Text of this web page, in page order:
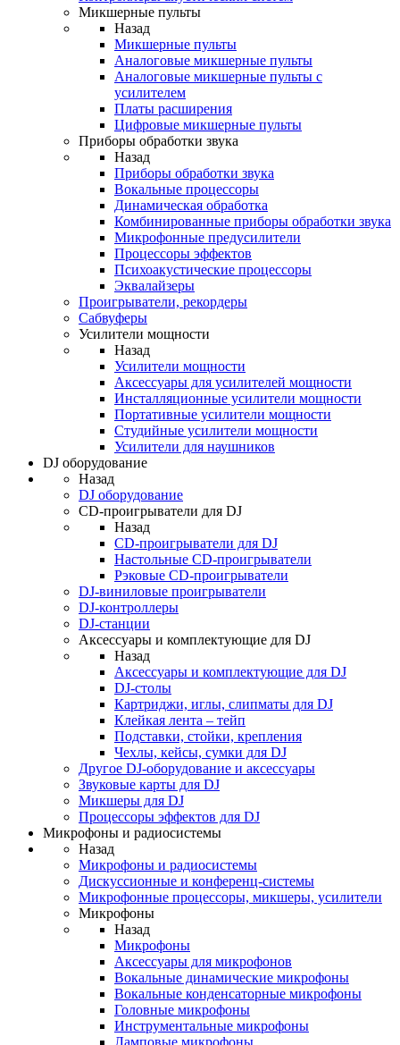
Микшерные пульты
Назад
Микшерные пульты
Аналоговые микшерные пульты
Аналоговые микшерные пульты с
усилителем
Платы расширения
Цифровые микшерные пульты
Приборы обработки звука
Назад
Приборы обработки звука
Вокальные процессоры
Динамическая обработка
Комбинированные приборы обработки звука
Микрофонные предусилители
Процессоры эффектов
Психоакустические процессоры
Эквалайзеры
Проигрыватели, рекордеры
Сабвуферы
Усилители мощности
Назад
Усилители мощности
Аксессуары для усилителей мощности
Инсталляционные усилители мощности
Портативные усилители мощности
Студийные усилители мощности
Усилители для наушников
DJ оборудование
Назад
DJ оборудование
CD-проигрыватели для DJ
Назад
CD-проигрыватели для DJ
Настольные CD-проигрыватели
Рэковые CD-проигрыватели
DJ-виниловые проигрыватели
DJ-контроллеры
DJ-станции
Аксессуары и комплектующие для DJ
Назад
Аксессуары и комплектующие для DJ
DJ-столы
Картриджи, иглы, слипматы для DJ
Клейкая лента – тейп
Подставки, стойки, крепления
Чехлы, кейсы, сумки для DJ
Другое DJ-оборудование и аксессуары
Звуковые карты для DJ
Микшеры для DJ
Процессоры эффектов для DJ
Микрофоны и радиосистемы
Назад
Микрофоны и радиосистемы
Дискуссионные и конференц-системы
Микрофонные процессоры, микшеры, усилители
Микрофоны
Назад
Микрофоны
Аксессуары для микрофонов
Вокальные динамические микрофоны
Вокальные конденсаторные микрофоны
Головные микрофоны
Инструментальные микрофоны
Ламповые микрофоны